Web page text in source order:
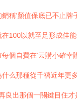
稱‘顏值保底已不止
100以就至足形成佳
個自費在’云購小確
么那種從千禧近年
良出那個一關鍵目住